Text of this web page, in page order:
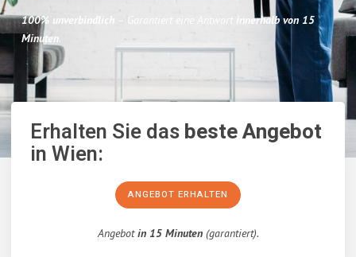
100% unverbindlich – Garantiert eine Antwort
innerhalb von 15
Minuten.
Erhalten Sie dasbeste Angebot
in Wien:
ANGEBOT ERHALTEN
Angebotin 15 Minuten(garantiert).